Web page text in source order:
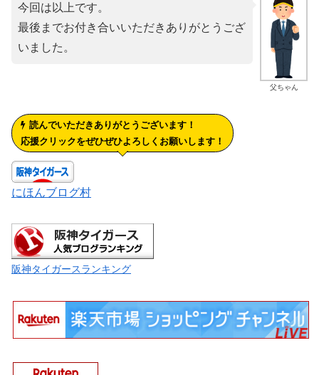
父ちゃん
今回は以上です。
最後までお付き合いいただきありがとうござ
いました。
読んでいただきありがとうございます！
応援クリックをぜひぜひよろしくお願いします！
にほんブログ村
阪神タイガースランキング